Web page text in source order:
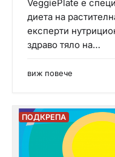
VeggiePlate e
диета на
експерти
здраво тяло на…
виж повече
ПОДКРЕПА